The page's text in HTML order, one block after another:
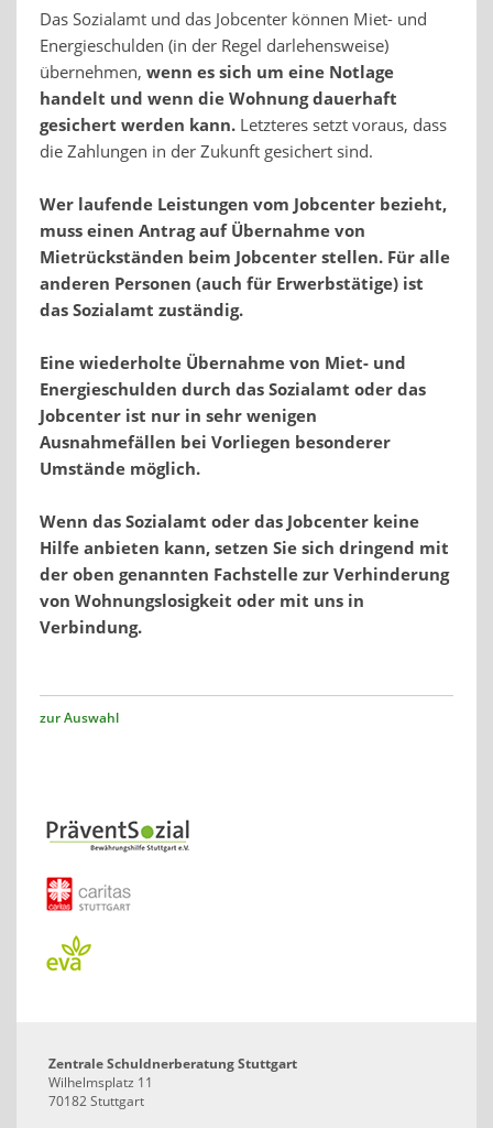
Das Sozialamt und das Jobcenter können Miet- und
Energieschulden (in der Regel darlehensweise)
übernehmen, wenn es sich um eine Notlage
handelt und wenn die Wohnung dauerhaft
gesichert werden kann.Letzteres setzt voraus, dass
die Zahlungen in der Zukunft gesichert sind.
Wer laufende Leistungen vom Jobcenter bezieht,
muss einen Antrag auf Übernahme von
Mietrückständen beim Jobcenter stellen. Für alle
anderen Personen (auch für Erwerbstätige) ist
das Sozialamt zuständig.
Eine wiederholte Übernahme von Miet- und
Energieschulden durch das Sozialamt oder das
Jobcenter ist nur in sehr wenigen
Ausnahmefällen bei Vorliegen besonderer
Umstände möglich.
Wenn das Sozialamt oder das Jobcenter keine
Hilfe anbieten kann, setzen Sie sich dringend mit
der oben genannten Fachstelle zur Verhinderung
von Wohnungslosigkeit oder mit uns in
Verbindung.
zur Auswahl
Zentrale Schuldnerberatung Stuttgart
Wilhelmsplatz 11
70182 Stuttgart